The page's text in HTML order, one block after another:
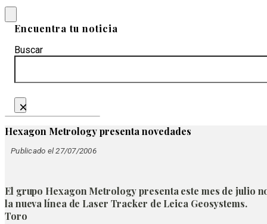
Encuentra tu noticia
Buscar
×
Hexagon Metrology presenta novedades
Publicado el 27/07/2006
El grupo Hexagon Metrology presenta este mes de julio
la nueva línea de Laser Tracker de Leica Geosystems.
Toro